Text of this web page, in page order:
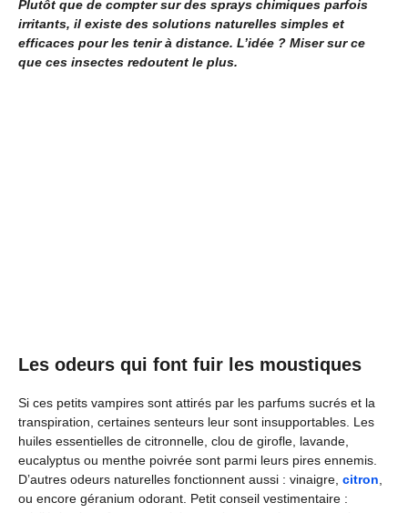
Plutôt que de compter sur des sprays chimiques parfois
irritants, il existe des solutions naturelles simples et
efficaces pour les tenir à distance. L’idée ? Miser sur ce
que ces insectes redoutent le plus.
Les odeurs qui font fuir les moustiques
Si ces petits vampires sont attirés par les parfums sucrés et la
transpiration, certaines senteurs leur sont insupportables. Les
huiles essentielles de citronnelle, clou de girofle, lavande,
eucalyptus ou menthe poivrée sont parmi leurs pires ennemis.
D’autres odeurs naturelles fonctionnent aussi : vinaigre, citron
ou encore géranium odorant. Petit conseil vestimentaire :